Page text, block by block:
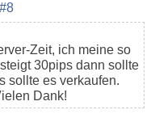
#8
Zeit, ich meine so
30pips dann sollte
sollte es verkaufen.
Dank!